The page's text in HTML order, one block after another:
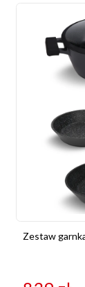
Zestaw